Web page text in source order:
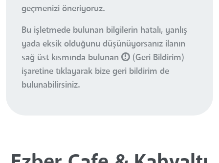
geçmenizi öneriyoruz.
Bu işletmede bulunan bilgilerin hatalı, yanlış
yada eksik olduğunu düşünüyorsanız ilanın
sağ üst kısmında bulunan
(Geri Bildirim)
işaretine tıklayarak bize geri bildirim de
bulunabilirsiniz.